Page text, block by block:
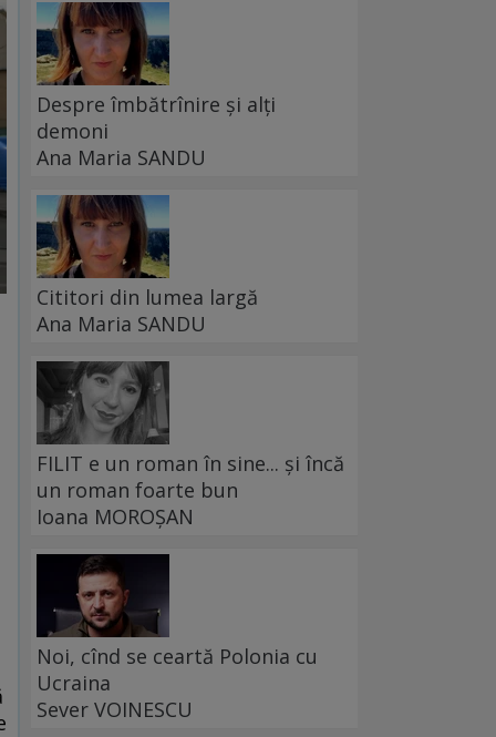
Despre îmbătrînire și alți
demoni
Ana Maria SANDU
Cititori din lumea largă
Ana Maria SANDU
FILIT e un roman în sine... și încă
un roman foarte bun
Ioana MOROȘAN
Noi, cînd se ceartă Polonia cu
Ucraina
Sever VOINESCU